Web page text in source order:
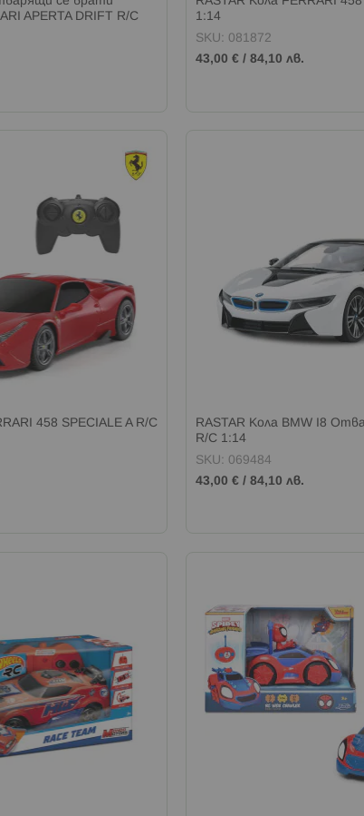
APERTA DRIFT R/C
1:14
SKU: 081872
43,00 € /84,10 лв.
458 SPECIALE A R/C
RASTAR Кола BMW I8
R/C 1:14
SKU: 069484
43,00 € /84,10 лв.